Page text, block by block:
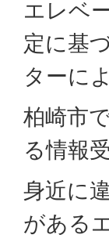
エレベ
定に基
ターに
柏崎市
る情報
身近に
がある